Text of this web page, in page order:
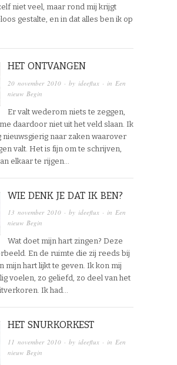
niet veel, maar rond mij krijgt
gestalte, en in dat alles ben ik op
HET ONTVANGEN
20 november 2010 · by ideeflux · in Een
nieuw Begin
Er valt wederom niets te zeggen,
daardoor niet uit het veld slaan. Ik
nieuwsgierig naar zaken waarover
valt. Het is fijn om te schrijven,
elkaar te rijgen…
WIE DENK JE DAT IK BEN?
13 november 2010 · byideeflux · inEen
nieuw Begin
Wat doet mijn hart zingen? Deze
En de ruimte die zij reeds bij
mijn hart lijkt te geven. Ik kon mij
voelen, zo geliefd, zo deel van het
Ik had…
HET SNURKORKEST
11 november 2010 · by ideeflux · in Een
nieuw Begin